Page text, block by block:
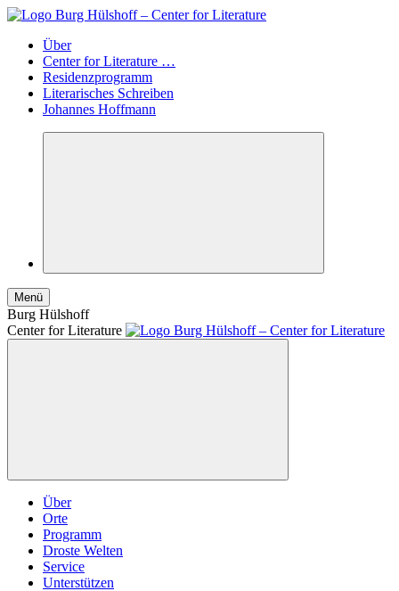
Über
Center for Literature …
Residenzprogramm
Literarisches Schreiben
Johannes Hoffmann
Menü
Burg Hülshoff
Center for Literature
Über
Orte
Programm
Droste Welten
Service
Unterstützen